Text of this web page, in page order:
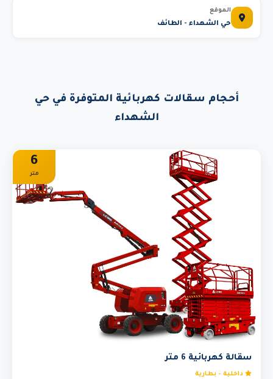
الموقع
حي الشهداء - الطائف
أحجام سقالات كهربائية المتوفرة في حي
الشهداء
6
متر
سقالة كهربائية 6 متر
داخلية - بطارية